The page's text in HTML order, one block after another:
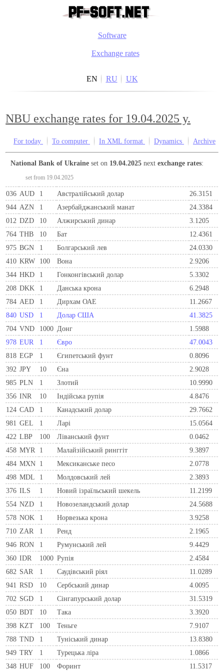
Software
Exchange rates
EN RU UK
NBU exchange rates for 19.04.2025 y.
For today To computer In XML format Dynamics Archive
National Bank of Ukraine set on 19.04.2025 nextexchange rates:
set from 19.04.2025
036 AUD 1 Австралійський долар
26.3151
944 AZN 1 Азербайджанський манат
24.3384
012 DZD 10 Алжирський динар
3.1205
764 THB 10 Бат
12.4361
975 BGN 1 Болгарський лев
24.0330
410 KRW 100 Вона
2.9206
344 HKD 1 Гонконгівський долар
5.3302
208 DKK 1 Данська крона
6.2948
784 AED 1 Дирхам ОАЕ
11.2667
840 USD 1 Долар США
41.3825
704 VND 1000 Донг
1.5988
978 EUR 1 Євро
47.0043
818 EGP 1 Єгипетський фунт
0.8096
392 JPY 10 Єна
2.9028
985 PLN 1 Злотий
10.9990
356 INR 10 Індійська рупія
4.8476
124 CAD 1 Канадський долар
29.7662
981 GEL 1 Ларi
15.0564
422 LBP 100 Ліванський фунт
0.0462
458 MYR 1 Малайзійський ринггіт
9.3897
484 MXN 1 Мексиканське песо
2.0778
498 MDL 1 Молдовський лей
2.3893
376 ILS 1 Новий ізраїльський шекель
11.2199
554 NZD 1 Новозеландський долар
24.5688
578 NOK 1 Норвезька крона
3.9258
710 ZAR 1 Ренд
2.1965
946 RON 1 Румунський лей
9.4429
360 IDR 1000 Рупія
2.4584
682 SAR 1 Саудівський ріял
11.0289
941 RSD 10 Сербський динар
4.0095
702 SGD 1 Сінгапурський долар
31.5319
050 BDT 10 Така
3.3920
398 KZT 100 Теньге
7.9107
788 TND 1 Туніський динар
13.8380
949 TRY 1 Турецька ліра
1.0866
348 HUF 100 Форинт 11.5317